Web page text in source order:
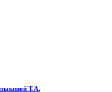
Т.А.